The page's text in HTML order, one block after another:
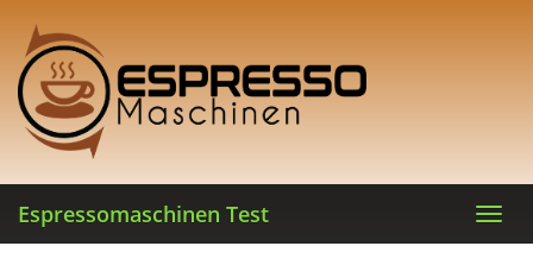
main
content
Espressomaschinen Test